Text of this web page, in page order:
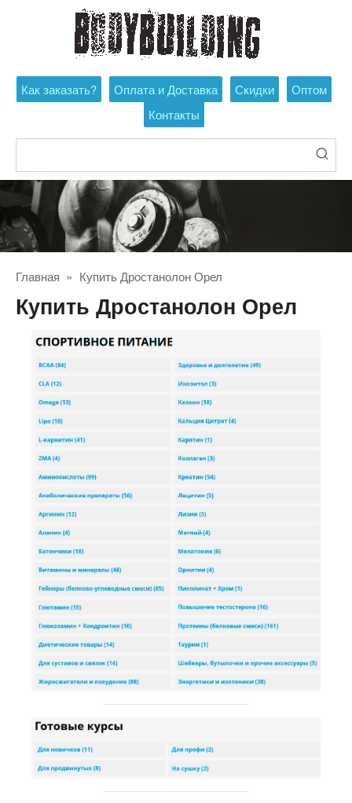
Как заказать? Оплата и Доставка Скидки
Оптом
Контакты
Главная » Купить Дростанолон Орел
Купить Дростанолон Орел